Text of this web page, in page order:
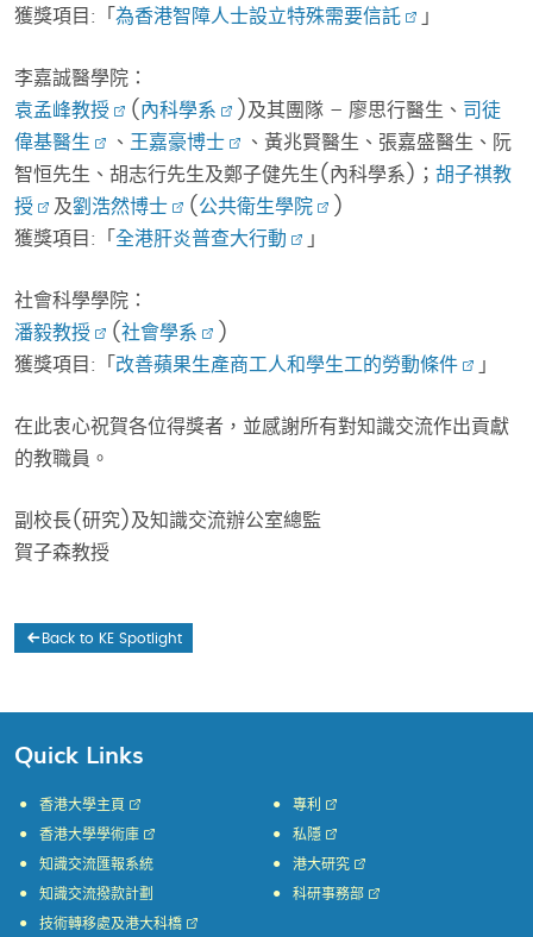
獲獎項目:「 為香港智障人士設立特殊需要信託 」
李嘉誠醫學院：
袁孟峰教授
( 內科學系 )及其團隊 – 廖思行醫生、 司徒
偉基醫生
、 王嘉豪博士
、黃兆賢醫生、張嘉盛醫生、阮
智恒先生、胡志行先生及鄭子健先生(內科學系)； 胡子祺教
授
及劉浩然博士 ( 公共衛生學院
)
獲獎項目:「 全港肝炎普查大行動 」
社會科學學院：
潘毅教授
( 社會學系
)
獲獎項目:「 改善蘋果生產商工人和學生工的勞動條件 」
在此衷心祝賀各位得獎者，並感謝所有對知識交流作出貢獻
的教職員。
副校長(研究)及知識交流辦公室總監
賀子森教授
Back to KE Spotlight
Quick Links
香港大學主頁
香港大學學術庫
知識交流匯報系統
知識交流撥款計劃
專利
私隱
港大研究
科研事務部
技術轉移處及港大科橋